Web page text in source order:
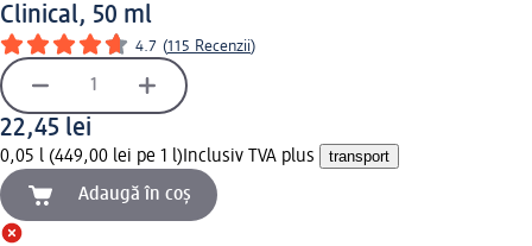
Clinical, 50 ml
4.7 (115 Recenzii)
22,45 lei
0,05 l (449,00 lei pe 1 l) Inclusiv TVA plus transport
Adaugă în coș